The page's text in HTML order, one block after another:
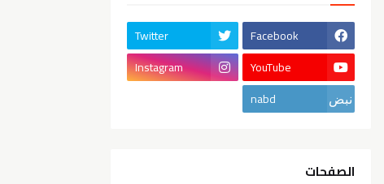
Facebook
Twitter
YouTube
Instagram
nabd
الصفحات